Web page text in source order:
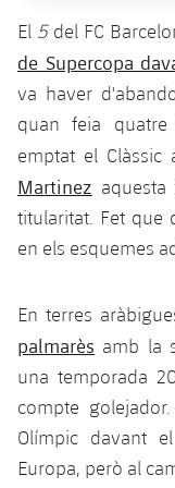
Accessibilitat
Acreditacions
Instal·lacions
SUB8 B
Fotos
Història
Palmarès
Fotos
Infantil A
Infantil B
Entrades
Resultats
Classificació
Fotos
Palmarès
Història
Resultats
Jugadors
Classificació
Actualitat
Cadet
Infantil
Campus
PLUSICON
MÉS
Primer
Actualitat
Entrades
Resultats
Classificació
Barça Atlètic
Calendari
Resultats
Jugadors
Actualitat
Barça C
Junior
Campus
PLUSICON
MÉS
Informació
plusicon
més
El 5 del FC
de Supercopa
va haver
quan feia
emptat el Clàssic
Martinez
titularitat. Fet que
en els esquemes
En terres
palmarès amb la
una temporada
compte
Olímpic davant
Europa, però al